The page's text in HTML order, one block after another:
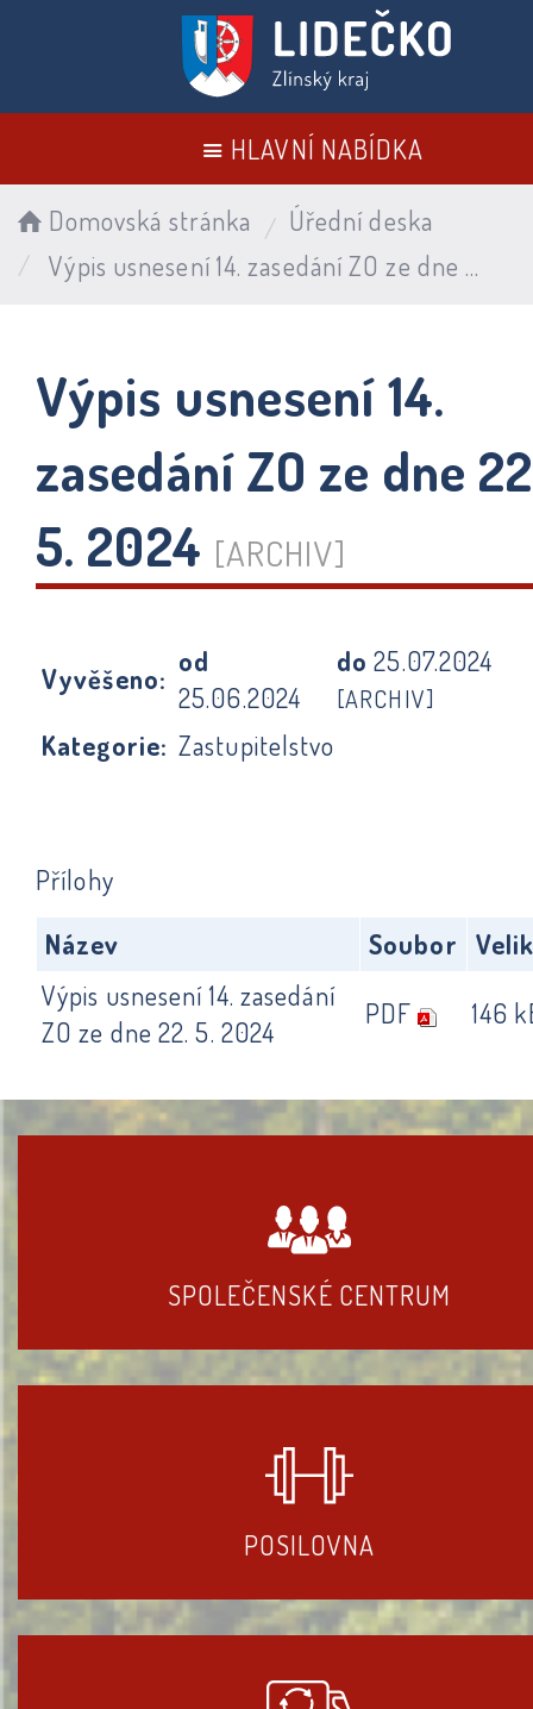
HLAVNÍ NABÍDKA
Domovská stránka
Úřední deska
Výpis usnesení 14. zasedání ZO ze dne 22. 5. 2024
Výpis usnesení 14.
zasedání ZO ze dne
5. 2024 [ARCHIV]
Vyvěšeno:
od
25.06.2024
do25.07.2024
[ARCHIV]
Kategorie: Zastupitelstvo
Přílohy
Název
Soubor
Výpis usnesení 14. zasedání
ZO ze dne 22. 5. 2024
PDF 146
SPOLEČENSKÉ CENTRUM
POSILOVNA